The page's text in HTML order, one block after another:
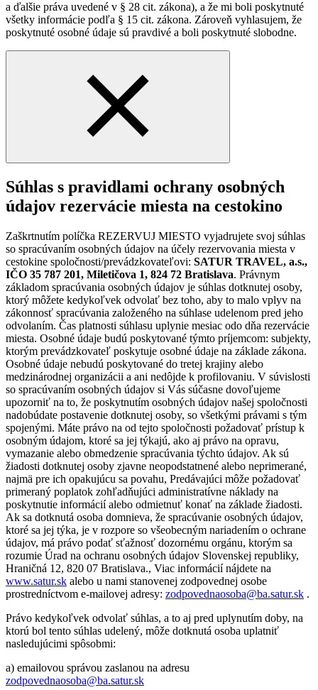
a ďalšie práva uvedené v § 28 cit. zákona), a že mi boli poskytnuté
všetky informácie podľa § 15 cit. zákona. Zároveň vyhlasujem, že
poskytnuté osobné údaje sú pravdivé a boli poskytnuté slobodne.
Súhlas s pravidlami ochrany osobných
údajov rezervácie miesta na cestokino
Zaškrtnutím políčka REZERVUJ MIESTO vyjadrujete svoj súhlas
so spracúvaním osobných údajov na účely rezervovania miesta v
cestokine spoločnosti/prevádzkovateľovi: SATUR TRAVEL, a.s.,
IČO 35 787 201, Miletičova 1, 824 72 Bratislava. Právnym
základom spracúvania osobných údajov je súhlas dotknutej osoby,
ktorý môžete kedykoľvek odvolať bez toho, aby to malo vplyv na
zákonnosť spracúvania založeného na súhlase udelenom pred jeho
odvolaním. Čas platnosti súhlasu uplynie mesiac odo dňa rezervácie
miesta. Osobné údaje budú poskytované týmto príjemcom: subjekty,
ktorým prevádzkovateľ poskytuje osobné údaje na základe zákona.
Osobné údaje nebudú poskytované do tretej krajiny alebo
medzinárodnej organizácii a ani nedôjde k profilovaniu. V súvislosti
so spracúvaním osobných údajov si Vás súčasne dovoľujeme
upozorniť na to, že poskytnutím osobných údajov našej spoločnosti
nadobúdate postavenie dotknutej osoby, so všetkými právami s tým
spojenými. Máte právo na od tejto spoločnosti požadovať prístup k
osobným údajom, ktoré sa jej týkajú, ako aj právo na opravu,
vymazanie alebo obmedzenie spracúvania týchto údajov. Ak sú
žiadosti dotknutej osoby zjavne neopodstatnené alebo neprimerané,
najmä pre ich opakujúcu sa povahu, Predávajúci môže požadovať
primeraný poplatok zohľadňujúci administratívne náklady na
poskytnutie informácií alebo odmietnuť konať na základe žiadosti.
Ak sa dotknutá osoba domnieva, že spracúvanie osobných údajov,
ktoré sa jej týka, je v rozpore so všeobecným nariadením o ochrane
údajov, má právo podať sťažnosť dozornému orgánu, ktorým sa
rozumie Úrad na ochranu osobných údajov Slovenskej republiky,
Hraničná 12, 820 07 Bratislava., Viac informácií nájdete na
www.satur.sk alebo u nami stanovenej zodpovednej osobe
prostredníctvom e-mailovej adresy: zodpovednaosoba@ba.satur.sk .
Právo kedykoľvek odvolať súhlas, a to aj pred uplynutím doby, na
ktorú bol tento súhlas udelený, môže dotknutá osoba uplatniť
nasledujúcimi spôsobmi:
a) emailovou správou zaslanou na adresu
zodpovednaosoba@ba.satur.sk